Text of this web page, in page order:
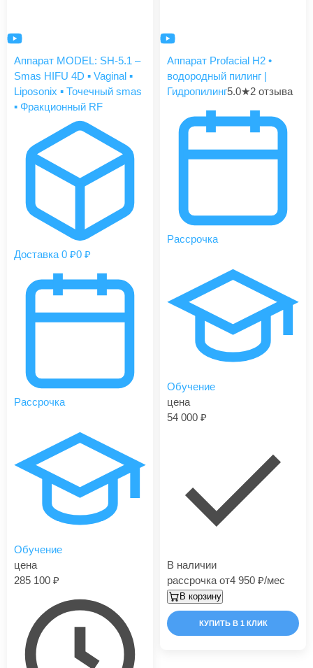
Аппарат MODEL: SH-5.1 –
Smas HIFU 4D ▪️ Vaginal ▪️
Liposonix ▪️ Точечный smas
▪️ Фракционный RF
Доставка 0 ₽0 ₽
Рассрочка
Обучение
цена
285 100
Аппарат Profacial H2 •
водородный пилинг |
Гидропилинг5.0★2 отзыва
Рассрочка
Обучение
цена
54 000
В наличии
рассрочка от4 950 /мес
В корзину
КУПИТЬ В 1 КЛИК